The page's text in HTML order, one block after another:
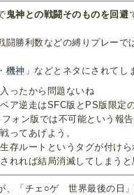
鬼神との戦闘そのものを回避
闘勝利数などの縛りプレーで
機神 」などとネタにされてし
ったから問題ないね
ア逆走はSFC版とPS版限定の
ォン版では不可能という報
ってあげよう。
存ルートというタグが付けら
れれば結局消滅してしまうと
、「チェ○ゲ 世界最後の日